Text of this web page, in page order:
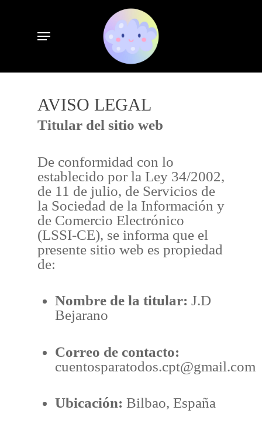
Menu
AVISO LEGAL
Titular del sitio web
De conformidad con lo
establecido por la Ley 34/2002,
de 11 de julio, de Servicios de
la Sociedad de la Información y
de Comercio Electrónico
(LSSI-CE), se informa que el
presente sitio web es propiedad
de:
Nombre de la titular: J.D
Bejarano
Correo de contacto:
cuentosparatodos.cpt@gmail.com
Ubicación: Bilbao, España